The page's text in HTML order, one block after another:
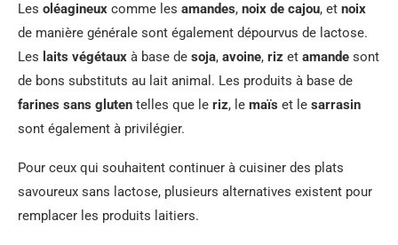
Les oléagineux comme les amandes, noix de cajou, et noix
de manière générale sont également dépourvus de lactose.
Les laits végétaux à base de soja, avoine, riz et amande sont
de bons substituts au lait animal. Les produits à base de
farines sans gluten telles que le riz, le maïs et le sarrasin
sont également à privilégier.
Pour ceux qui souhaitent continuer à cuisiner des plats
savoureux sans lactose, plusieurs alternatives existent pour
remplacer les produits laitiers.